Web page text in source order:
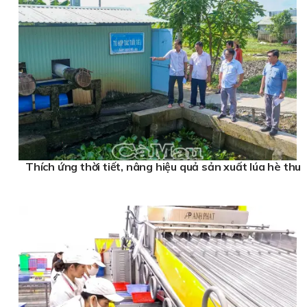
Thích ứng thời tiết, nâng hiệu quả sản xuất lúa hè thu